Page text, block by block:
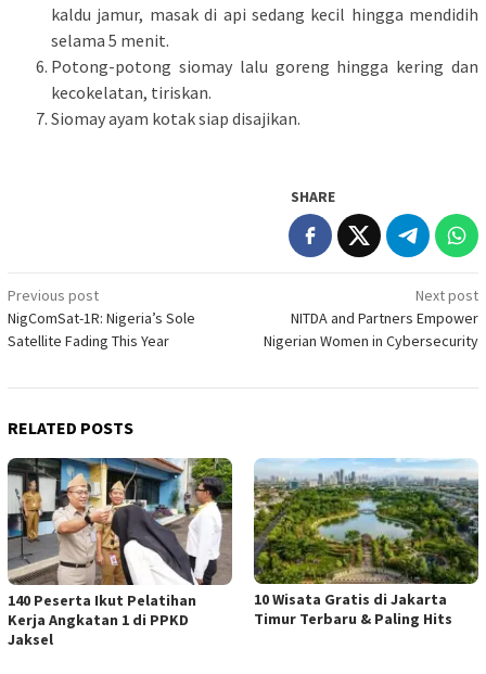
kaldu jamur, masak di api sedang kecil hingga mendidih
selama 5 menit.
Potong-potong siomay lalu goreng hingga kering dan
kecokelatan, tiriskan.
Siomay ayam kotak siap disajikan.
SHARE
Post
navigation
Previous post
NigComSat-1R: Nigeria’s Sole
Satellite Fading This Year
Next post
NITDA and Partners Empower
Nigerian Women in Cybersecurity
RELATED POSTS
140 Peserta Ikut Pelatihan
Kerja Angkatan 1 di PPKD
Jaksel
10 Wisata Gratis di Jakarta
Timur Terbaru & Paling Hits